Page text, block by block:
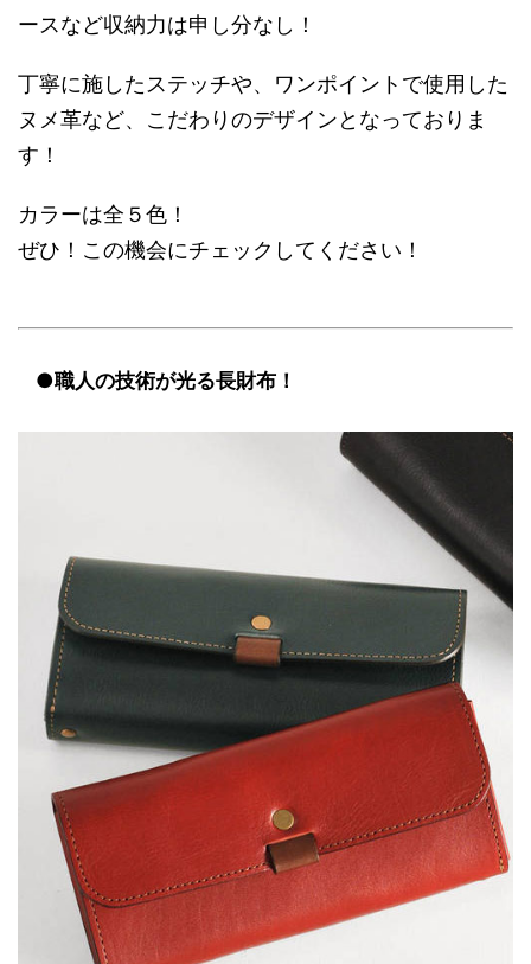
ースなど収納力は申し分なし！
丁寧に施したステッチや、ワンポイントで使用した
ヌメ革など、こだわりのデザインとなっておりま
す！
カラーは全５色！
ぜひ！この機会にチェックしてください！
●職人の技術が光る長財布！